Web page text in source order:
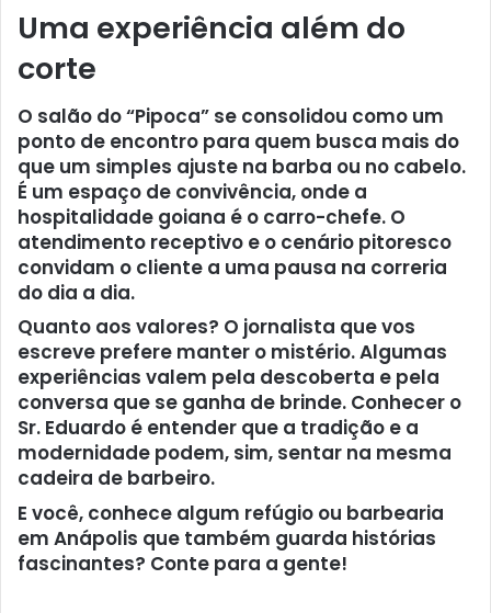
Uma experiência além do
corte
O salão do “Pipoca” se consolidou como um
ponto de encontro para quem busca mais do
que um simples ajuste na barba ou no cabelo.
É um espaço de convivência, onde a
hospitalidade goiana é o carro-chefe. O
atendimento receptivo e o cenário pitoresco
convidam o cliente a uma pausa na correria
do dia a dia.
Quanto aos valores? O jornalista que vos
escreve prefere manter o mistério. Algumas
experiências valem pela descoberta e pela
conversa que se ganha de brinde. Conhecer o
Sr. Eduardo é entender que a tradição e a
modernidade podem, sim, sentar na mesma
cadeira de barbeiro.
E você, conhece algum refúgio ou barbearia
em Anápolis que também guarda histórias
fascinantes? Conte para a gente!